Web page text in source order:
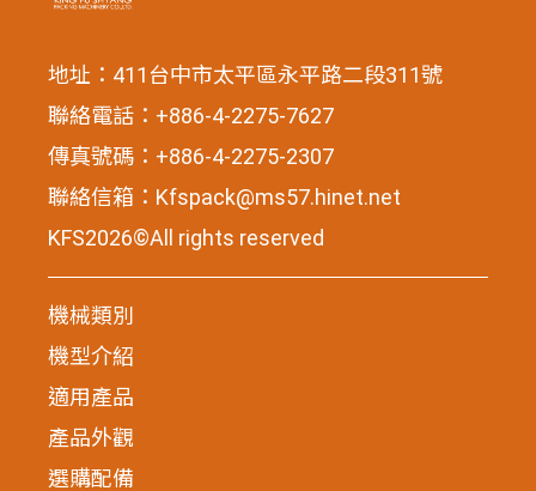
地址：411台中市太平區永平路二段311號
聯絡電話：+886-4-2275-7627
傳真號碼：+886-4-2275-2307
聯絡信箱： Kfspack@ms57.hinet.net
KFS2026©All rights reserved
機械類別
機型介紹
適用產品
產品外觀
選購配備